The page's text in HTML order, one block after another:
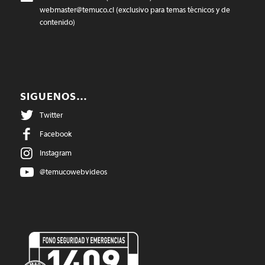
webmaster@temuco.cl(exclusivo para temas técnicos y de
contenido)
SIGUENOS…
Twitter
Facebook
Instagram
@temucowebvideos